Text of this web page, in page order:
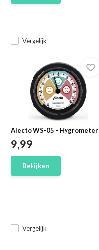
Vergelijk
Alecto WS-05 - Hygrometer
Vergelijk
9,99
Bekijken